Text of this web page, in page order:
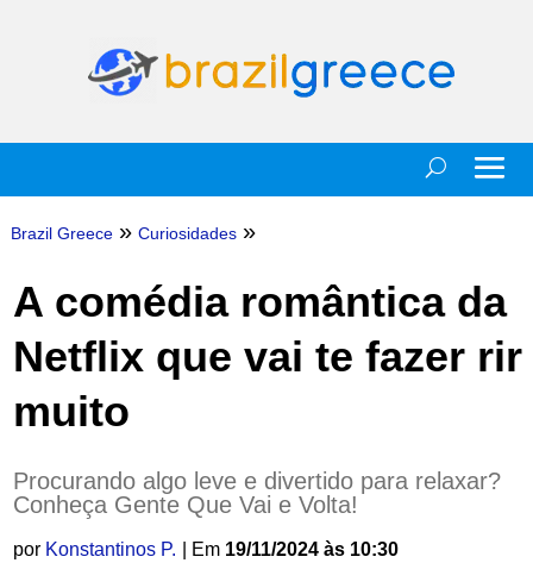
Brazil Greece » Curiosidades »
A comédia romântica da
Netflix que vai te fazer rir
muito
Procurando algo leve e divertido para relaxar?
Conheça Gente Que Vai e Volta!
por Konstantinos P. | Em 19/11/2024 às 10:30